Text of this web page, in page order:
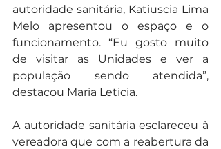
autoridade sanitária, Katiuscia Lima
Melo apresentou o espaço e o
funcionamento. “Eu gosto muito
de visitar as Unidades e ver a
população sendo atendida”,
destacou Maria Leticia.
A autoridade sanitária esclareceu à
vereadora que com a reabertura da